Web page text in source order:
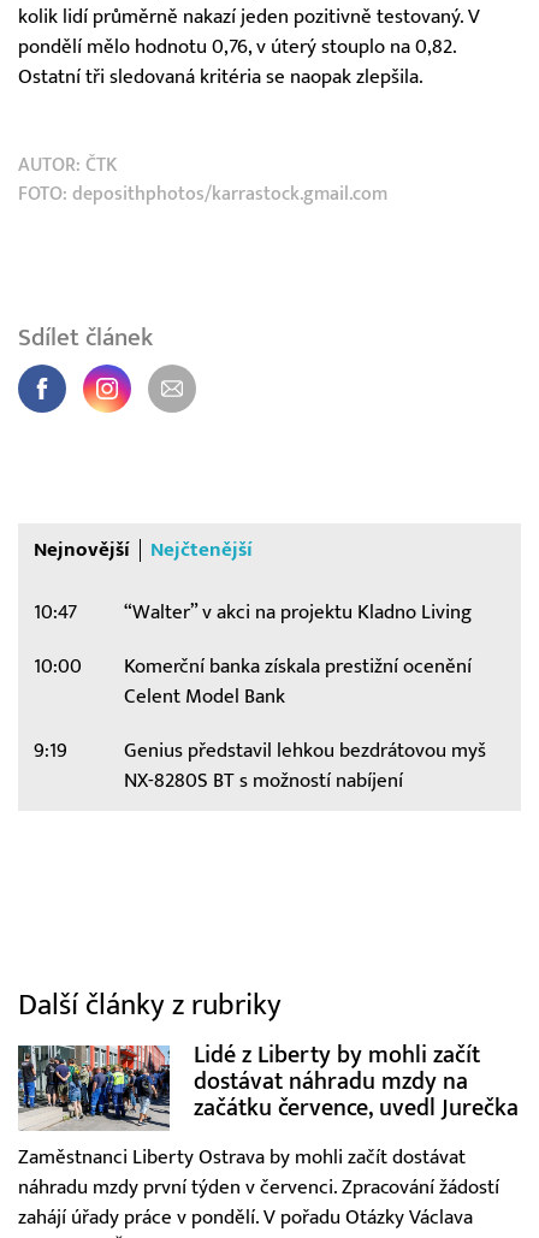
kolik lidí průměrně nakazí jeden pozitivně testovaný. V
pondělí mělo hodnotu 0,76, v úterý stouplo na 0,82.
Ostatní tři sledovaná kritéria se naopak zlepšila.
AUTOR: ČTK
FOTO: deposithphotos/karrastock.gmail.com
Sdílet článek
Nejnovější Nejčtenější
10:47 “Walter” v akci na projektu Kladno Living
10:00
Komerční banka získala prestižní ocenění
Celent Model Bank
9:19
Genius představil lehkou bezdrátovou myš
NX-8280S BT s možností nabíjení
Další články z rubriky
Lidé z Liberty by mohli začít
dostávat náhradu mzdy na
začátku července, uvedl Jurečka
Zaměstnanci Liberty Ostrava by mohli začít dostávat
náhradu mzdy první týden v červenci. Zpracování žádostí
zahájí úřady práce v pondělí. V pořadu Otázky Václava